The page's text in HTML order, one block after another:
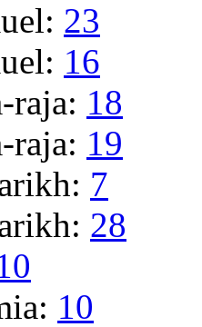
23
16
raja: 18
raja: 19
7
28
10